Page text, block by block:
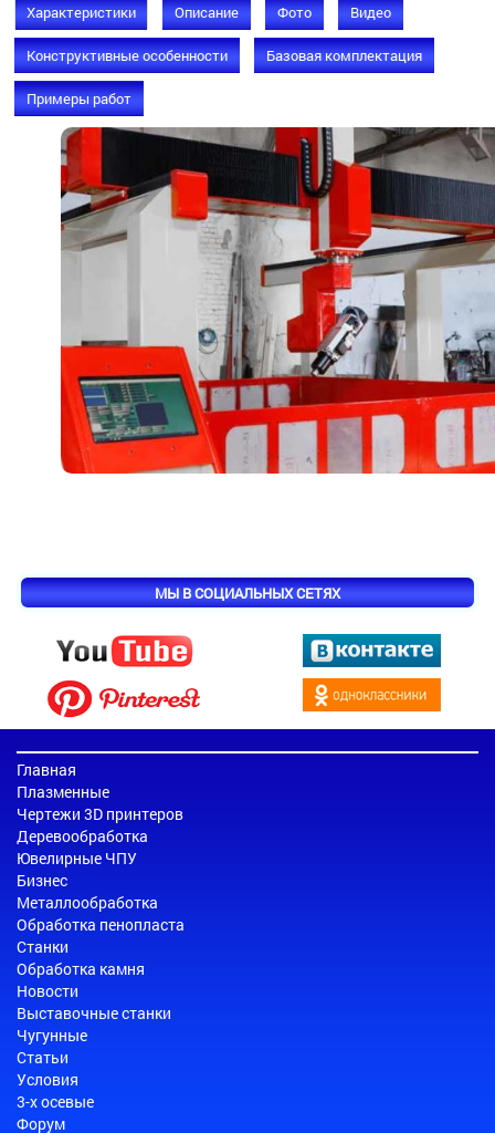
Характеристики Описание Фото Видео
Конструктивные особенности Базовая комплектация
Примеры работ
МЫ В СОЦИАЛЬНЫХ СЕТЯХ
Главная
Плазменные
Чертежи 3D принтеров
Деревообработка
Ювелирные ЧПУ
Бизнес
Металлообработка
Обработка пенопласта
Станки
Обработка камня
Новости
Выставочные станки
Чугунные
Статьи
Условия
3-х осевые
Форум